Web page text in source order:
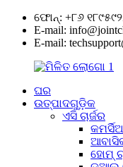
ଫୋନ୍: +୮୬
E-mail:
E-mail:
ଘର
ଉତ୍ପାଦଗୁଡ଼ିକ
ଏସି ଚାର୍ଜର
ହୋମ୍